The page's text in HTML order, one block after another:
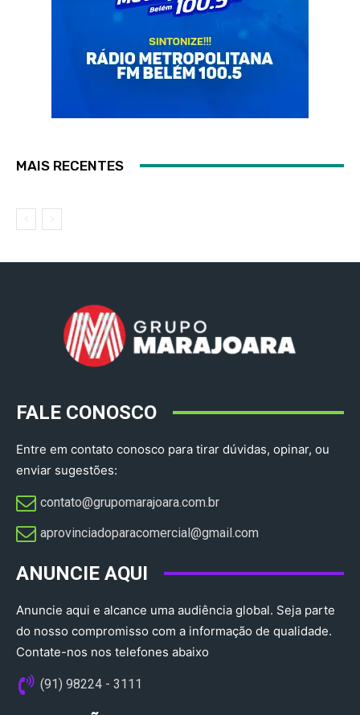
MAIS RECENTES
FALE CONOSCO
Entre em contato conosco para tirar dúvidas, opinar, ou
enviar sugestões:
contato@grupomarajoara.com.br
aprovinciadoparacomercial@gmail.com​
ANUNCIE AQUI
Anuncie aqui e alcance uma audiência global. Seja parte
do nosso compromisso com a informação de qualidade.
Contate-nos nos telefones abaixo
(91) 98224 - 3111